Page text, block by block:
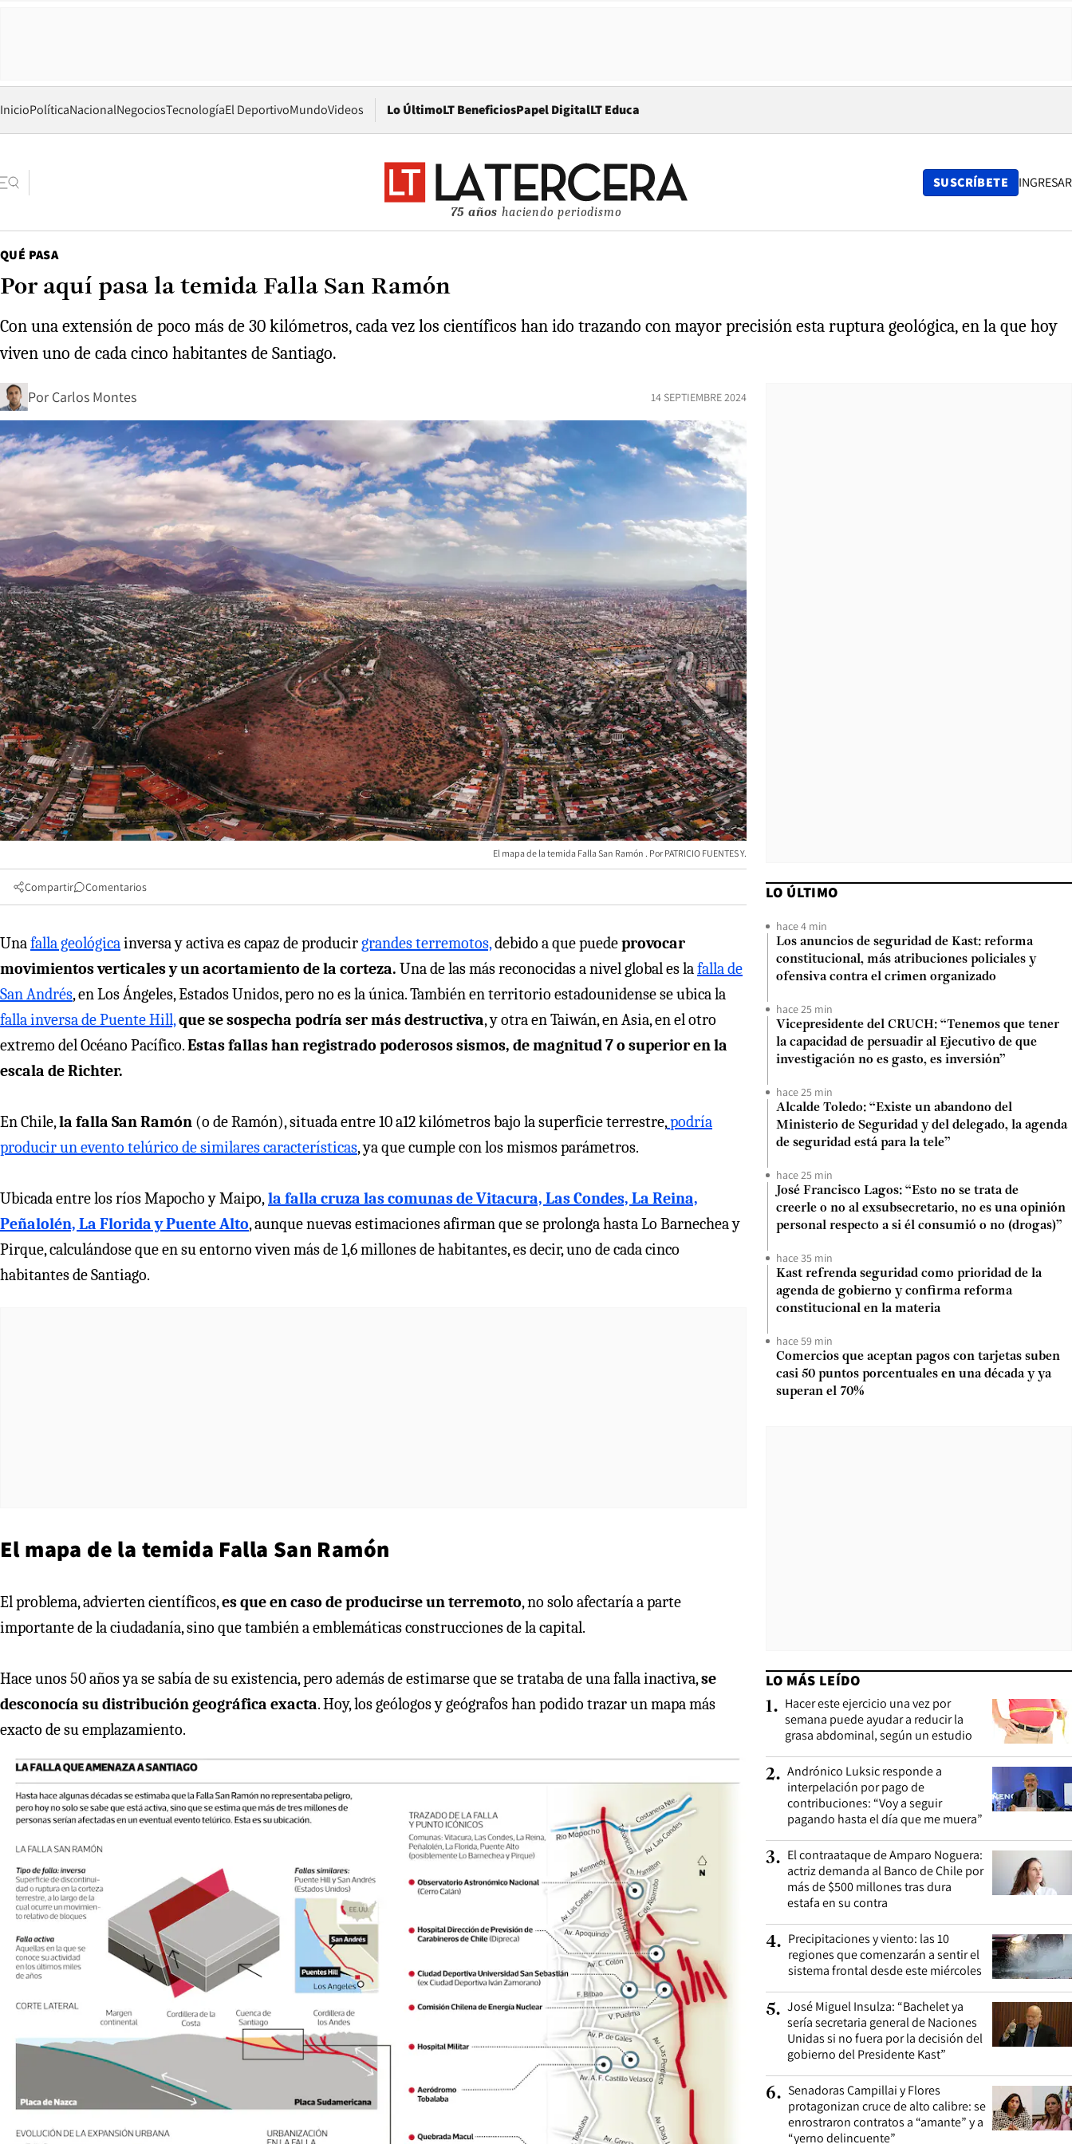
InicioPolíticaNacionalNegociosTecnologíaEl DeportivoMundoVideos Lo ÚltimoLT BeneficiosPapel DigitalOpens in new window
LT Educa
75 años haciendo periodismo
SUSCRÍBETE INGRESAR
QUÉ PASA
Por aquí pasa la temida Falla San Ramón
Con una extensión de poco más de 30 kilómetros, cada vez los científicos han ido trazando con mayor precisión esta ruptura geológica, en la que hoy
viven uno de cada cinco habitantes de Santiago.
Por Carlos Montes 14 SEPTIEMBRE 2024
El mapa de la temida Falla San Ramón PATRICIO FUENTES Y.
Compartir Comentarios
Unafalla geológicainversa y activa es capaz de producirgrandes terremotos,debido a que puedeprovocar
movimientos verticales y un acortamiento de la corteza. Una de las más reconocidas a nivel global es lafalla de
San Andrés, en Los Ángeles, Estados Unidos, pero no es la única. También en territorio estadounidense se ubica la
falla inversa de Puente Hill,que se sospecha podría ser más destructiva, y otra en Taiwán, en Asia, en el otro
extremo del Océano Pacífico.Estas fallas han registrado poderosos sismos, de magnitud 7 o superior en la
escala de Richter.
En Chile,la falla San Ramón (o de Ramón), situada entre 10 a12 kilómetros bajo la superficie terrestre,podría
producir un evento telúrico de similares características, ya que cumple con los mismos parámetros.
Ubicada entre los ríos Mapocho y Maipo,la falla cruza las comunas de Vitacura, Las Condes, La Reina,
Peñalolén, La Florida y Puente Alto, aunque nuevas estimaciones afirman que se prolonga hasta Lo Barnechea y
Pirque, calculándose que en su entorno viven más de 1,6 millones de habitantes, es decir, uno de cada cinco
habitantes de Santiago.
El mapa de la temida Falla San Ramón
El problema, advierten científicos,es que en caso de producirse un terremoto, no solo afectaría a parte
importante de la ciudadanía, sino que también a emblemáticas construcciones de la capital.
Hace unos 50 años ya se sabía de su existencia, pero además de estimarse que se trataba de una falla inactiva,se
desconocía su distribución geográfica exacta. Hoy, los geólogos y geógrafos han podido trazar un mapa más
exacto de su emplazamiento.
LO ÚLTIMO
hace 4 min
Los anuncios de seguridad de Kast: reforma
constitucional, más atribuciones policiales y
ofensiva contra el crimen organizado
hace 25 min
Vicepresidente del CRUCH: “Tenemos que tener
la capacidad de persuadir al Ejecutivo de que
investigación no es gasto, es inversión”
hace 25 min
Alcalde Toledo: “Existe un abandono del
Ministerio de Seguridad y del delegado, la agenda
de seguridad está para la tele”
hace 25 min
José Francisco Lagos: “Esto no se trata de
creerle o no al exsubsecretario, no es una opinión
personal respecto a si él consumió o no (drogas)”
hace 35 min
Kast refrenda seguridad como prioridad de la
agenda de gobierno y confirma reforma
constitucional en la materia
hace 59 min
Comercios que aceptan pagos con tarjetas suben
casi 50 puntos porcentuales en una década y ya
superan el 70%
LO MÁS LEÍDO
1. Hacer este ejercicio una vez por
semana puede ayudar a reducir la
grasa abdominal, según un estudio
2. Andrónico Luksic responde a
interpelación por pago de
contribuciones: “Voy a seguir
pagando hasta el día que me muera”
3. El contraataque de Amparo Noguera:
actriz demanda al Banco de Chile por
más de $500 millones tras dura
estafa en su contra
4. Precipitaciones y viento: las 10
regiones que comenzarán a sentir el
sistema frontal desde este miércoles
5. José Miguel Insulza: “Bachelet ya
sería secretaria general de Naciones
Unidas si no fuera por la decisión del
gobierno del Presidente Kast”
6. Senadoras Campillai y Flores
protagonizan cruce de alto calibre: se
enrostraron contratos a “amante” y a
“yerno delincuente”